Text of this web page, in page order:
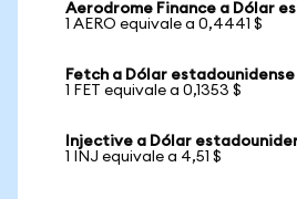
Aerodrome Finance a Dólar
1 AERO equivale a 0,4441 $
Fetch a Dólar estadounidense
1 FET equivale a 0,1353 $
Injective a Dólar
1 INJ equivale a 4,51 $